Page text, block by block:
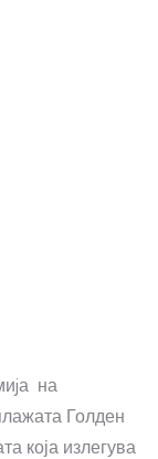
на
Голден
која излегува